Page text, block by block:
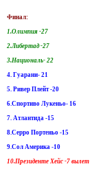
Финал:
1.Олимпия -27
2.Либертад -27
3.Националь- 22
4. Гуарани- 21
5. Ривер Плейт -20
6.Спортиво Лукеньо- 16
7. Атлантида -15
8.Серро Портеньо -15
9.Сол Америка -10
10.Президенте Хейс -7 вылет